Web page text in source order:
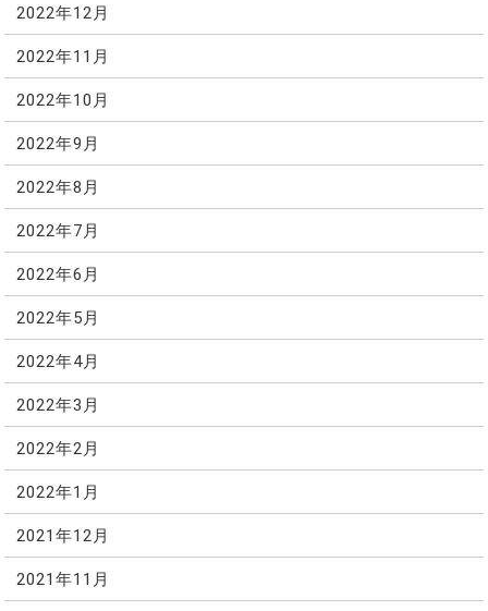
2022年12月
2022年11月
2022年10月
2022年9月
2022年8月
2022年7月
2022年6月
2022年5月
2022年4月
2022年3月
2022年2月
2022年1月
2021年12月
2021年11月